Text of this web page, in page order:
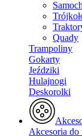
Quady
Trampoliny
Gokarty
Jeździki
Hulajnogi
Deskorolki
Akcesoria